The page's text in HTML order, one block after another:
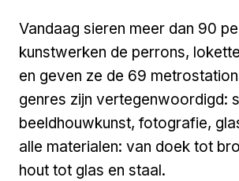
Vandaag sieren meer dan 90
kunstwerken de perrons,
en geven ze de 69
genres zijn vertegenwoordigd:
beeldhouwkunst, fotografie,
alle materialen: van doek tot
hout tot glas en staal.